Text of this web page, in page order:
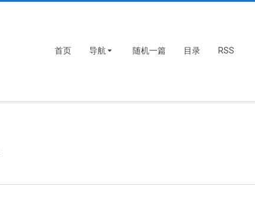
首页 导航 随机一篇 目录 RSS